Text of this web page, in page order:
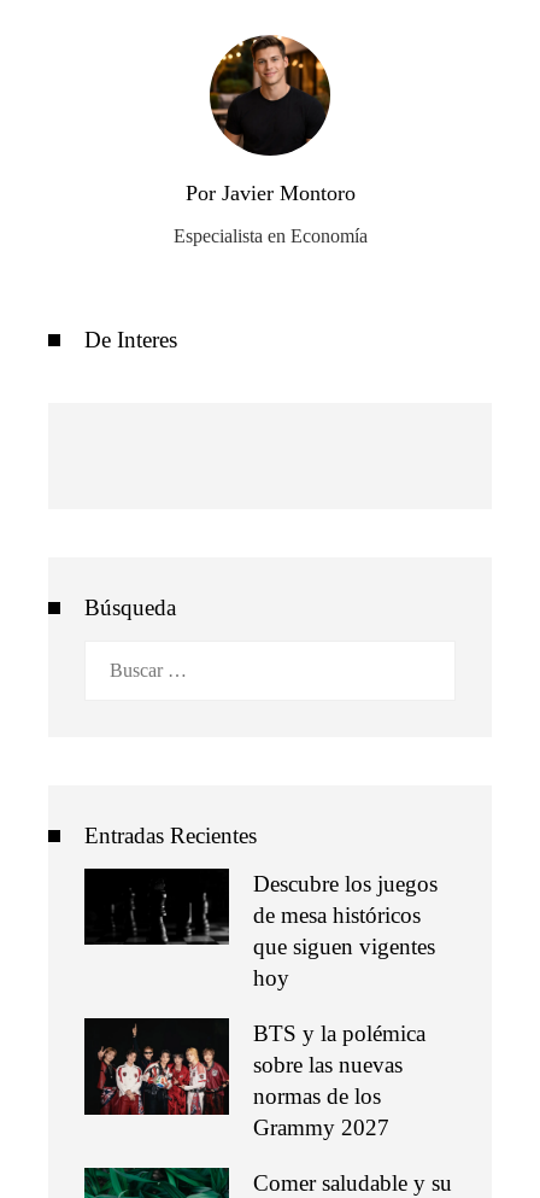
Por Javier Montoro
Especialista en Economía
De Interes
Búsqueda
Entradas Recientes
Descubre los juegos
de mesa históricos
que siguen vigentes
hoy
BTS y la polémica
sobre las nuevas
normas de los
Grammy 2027
Comer saludable y su